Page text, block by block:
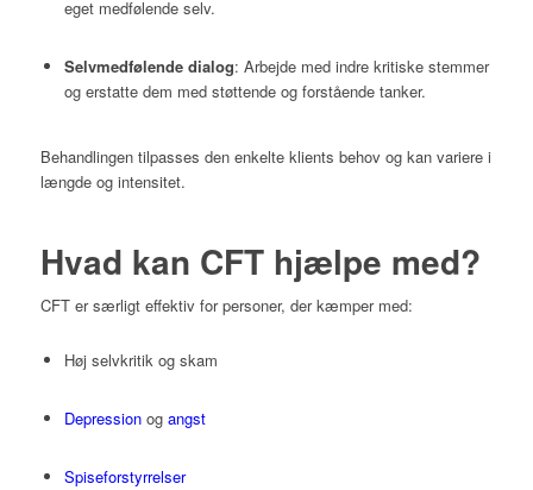
eget medfølende selv.
Selvmedfølende dialog: Arbejde med indre kritiske stemmer
og erstatte dem med støttende og forstående tanker.
Behandlingen tilpasses den enkelte klients behov og kan variere i
længde og intensitet.
Hvad kan CFT hjælpe med?
CFT er særligt effektiv for personer, der kæmper med:
Høj selvkritik og skam
Depressionog angst
Spiseforstyrrelser